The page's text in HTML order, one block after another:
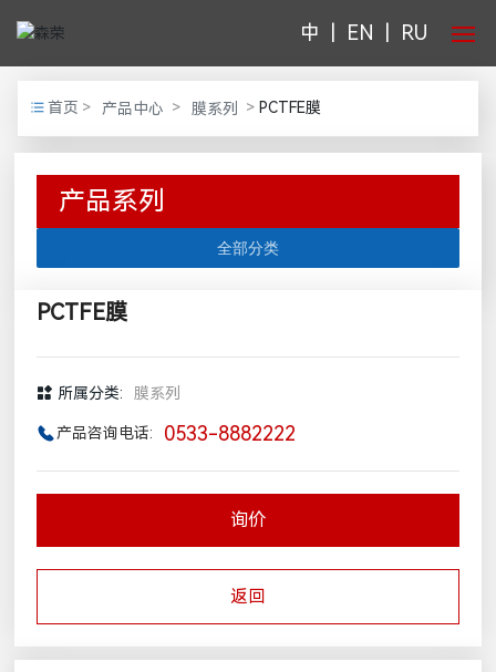
首页
走进森荣
产品中心
新闻中心
联系我们
中 EN RU
首页 产品中心 膜系列 PCTFE膜
产品系列
全部分类
PCTFE膜
所属分类: 膜系列
产品咨询电话: 0533-8882222
询价
返回